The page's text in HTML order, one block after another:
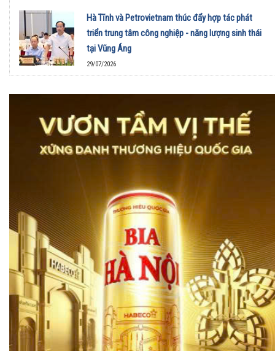
Hà Tĩnh và Petrovietnam thúc đẩy hợp tác phát
triển trung tâm công nghiệp - năng lượng sinh thái
tại Vũng Áng
29/07/2026